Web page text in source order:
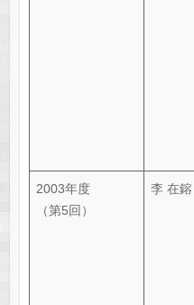
2003年度
（第5回）
李 在鎔